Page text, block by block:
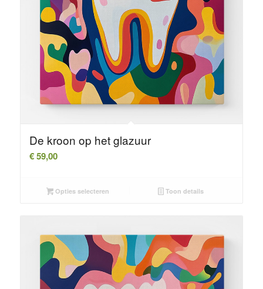
De kroon op het glazuur
€59,00
Opties selecteren Toon details